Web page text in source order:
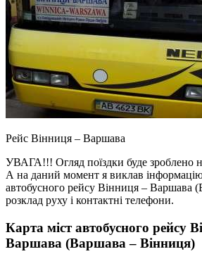
Рейс Вінниця – Варшава
УВАГА!!! Огляд поїздки буде зроблено
А на даний момент я виклав
автобусного рейсу Вінниця – Варшава
розклад руху і контактні телефони.
Карта міст автобусного рейсу
Варшава (Варшава – Вінниця)